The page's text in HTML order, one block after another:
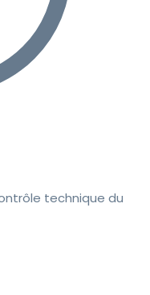
technique du